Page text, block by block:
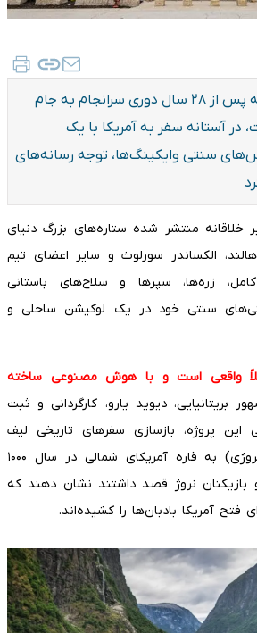
تیم ملی فوتبال نروژ که پس از ۲۸ سال دوری سرانجام به جام
در آستانه سفر به آمریکا با یک
سنتی وایکینگ‌ها، توجه رسانه‌های
خلاقانه منتشر شده ستاره‌های بزرگ دنیای
الکساندر سورلوث و سایر اعضای تیم
زره‌ها، سپرها و سلاح‌های باستانی
سنتی خود در یک لوکیشن ساحلی و
واقعی است و با هوش مصنوعی ساخته
دیوید یارو، کارگردانی و ثبت
پروژه، بازسازی سفرهای تاریخی لیف
اریکسون (کاشف بزرگ نروژی) به قاره آمریکای شمالی در سال ۱۰۰۰
بازیکنان نروژ قصد داشتند نشان دهند که
فتح آمریکا بادبان‌ها را کشیده‌اند.